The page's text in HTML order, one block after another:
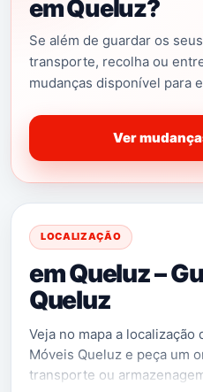
em Queluz?
Se além de guardar os
transporte, recolha ou
mudanças disponível para
Ver
LOCALIZAÇÃO
em Queluz –
Queluz
Veja no mapa a localização
Móveis Queluz e peça um
transporte ou